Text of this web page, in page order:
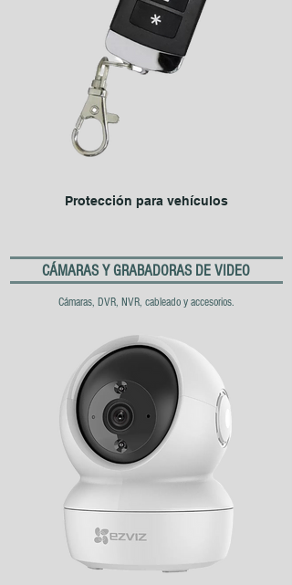
Protección para vehículos
CÁMARAS Y GRABADORAS DE VIDEO
Cámaras, DVR, NVR, cableado y accesorios.